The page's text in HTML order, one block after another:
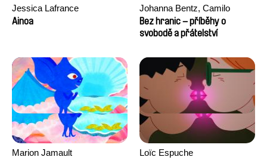
Jessica Lafrance
Ainoa
Johanna Bentz, Camilo
Colmenares, Sandra Dajani,
Madeleine Dallmeyer, Nazgol
Khaled Nawal, Nada Riyad
Bez hranic – příběhy o
svobodě a přátelství
Marion Jamault
Loïc Espuche